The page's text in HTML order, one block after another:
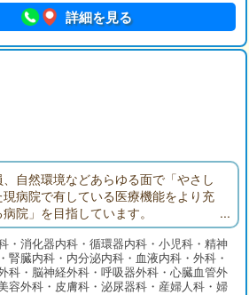
詳細を見る
自然環境などあらゆる面で「やさし
病院で有している医療機能をより充
院」を目指しています。
・消化器内科・循環器内科・小児科・精神
腎臓内科・内分泌内科・血液内科・外科・
科・脳神経外科・呼吸器外科・心臓血管外
容外科・皮膚科・泌尿器科・産婦人科・婦